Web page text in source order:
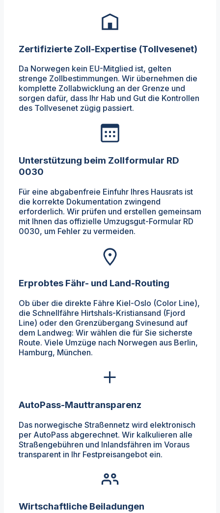
Zertifizierte Zoll-Expertise (Tollvesenet)
Da Norwegen kein EU-Mitglied ist, gelten
strenge Zollbestimmungen. Wir übernehmen die
komplette Zollabwicklung an der Grenze und
sorgen dafür, dass Ihr Hab und Gut die Kontrollen
des Tollvesenet zügig passiert.
Unterstützung beim Zollformular RD
0030
Für eine abgabenfreie Einfuhr Ihres Hausrats ist
die korrekte Dokumentation zwingend
erforderlich. Wir prüfen und erstellen gemeinsam
mit Ihnen das offizielle Umzugsgut-Formular RD
0030, um Fehler zu vermeiden.
Erprobtes Fähr- und Land-Routing
Ob über die direkte Fähre Kiel-Oslo (Color Line),
die Schnellfähre Hirtshals-Kristiansand (Fjord
Line) oder den Grenzübergang Svinesund auf
dem Landweg: Wir wählen die für Sie sicherste
Route. Viele Umzüge nach Norwegen aus Berlin,
Hamburg, München.
AutoPass-Mauttransparenz
Das norwegische Straßennetz wird elektronisch
per AutoPass abgerechnet. Wir kalkulieren alle
Straßengebühren und Inlandsfähren im Voraus
transparent in Ihr Festpreisangebot ein.
Wirtschaftliche Beiladungen